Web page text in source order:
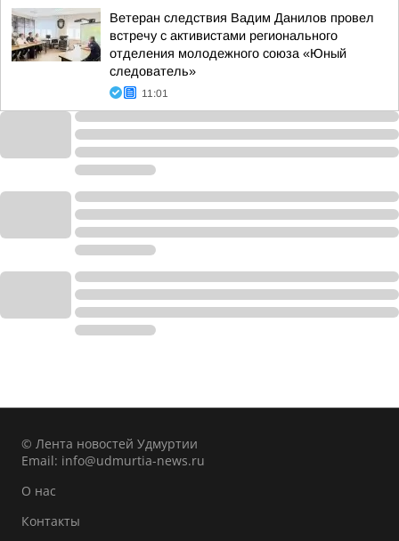
Ветеран следствия Вадим Данилов провел
встречу с активистами регионального
отделения молодежного союза «Юный
следователь»
11:01
© Лента новостей Удмуртии
Email: info@udmurtia-news.ru
О нас
Контакты